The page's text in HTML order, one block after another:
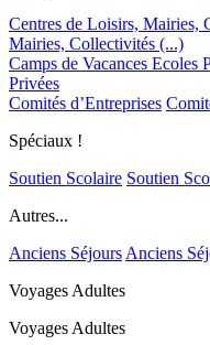
Centres de Loisirs, Mairies,
Mairies, Collectivités (...)
Camps de Vacances Ecoles
Privées
Comités d’Entreprises
Spéciaux !
Soutien Scolaire Soutien
Autres...
Anciens Séjours Anciens
Voyages Adultes
Voyages Adultes